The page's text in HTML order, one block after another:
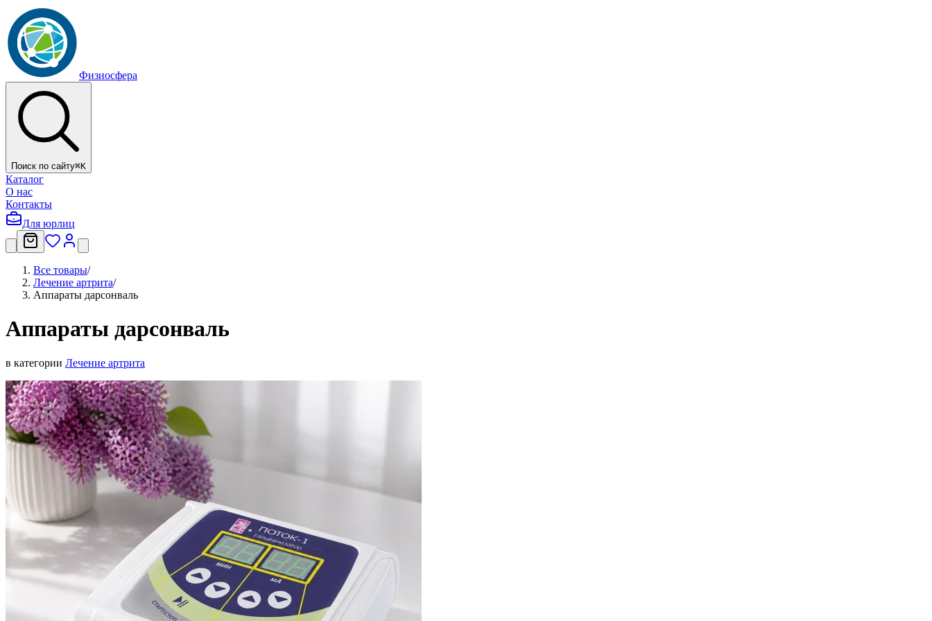
Физиосфера
Поиск по сайту⌘K
Каталог
О нас
Контакты
Для юрлиц
Все товары/
Лечение артрита/
Аппараты дарсонваль
Аппараты дарсонваль
в категории Лечение артрита